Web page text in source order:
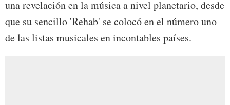
una revelación en la música a nivel planetario, desde
que su sencillo 'Rehab' se colocó en el número uno
de las listas musicales en incontables países.